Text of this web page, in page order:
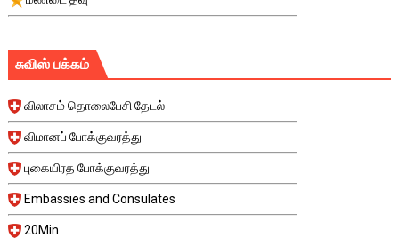
சுவிஸ் பக்கம்
விலாசம் தொலைபேசி தேடல்
விமானப் போக்குவரத்து
புகையிரத போக்குவரத்து
Embassies and Consulates
20Min